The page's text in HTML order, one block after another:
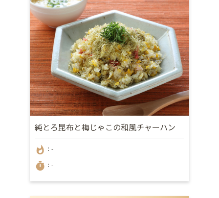
純とろ昆布と梅じゃこの和風チャーハン
whatshot ：-
timer ：-